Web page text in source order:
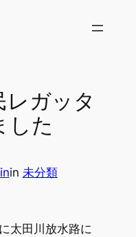
ガッタ
した
in 未分類
太田川放水路に